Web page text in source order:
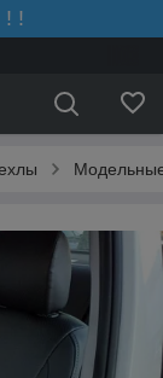
! !